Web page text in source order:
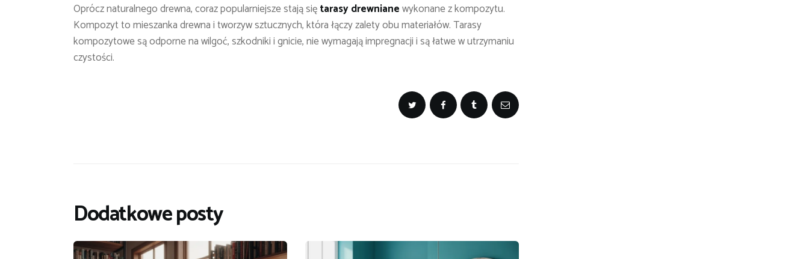
Oprócz naturalnego drewna, coraz popularniejsze stają siętarasy drewnianewykonane z kompozytu.
Kompozyt to mieszanka drewna i tworzyw sztucznych, która łączy zalety obu materiałów. Tarasy
kompozytowe są odporne na wilgoć, szkodniki i gnicie, nie wymagają impregnacji i są łatwe w utrzymaniu
czystości.
Dodatkowe posty